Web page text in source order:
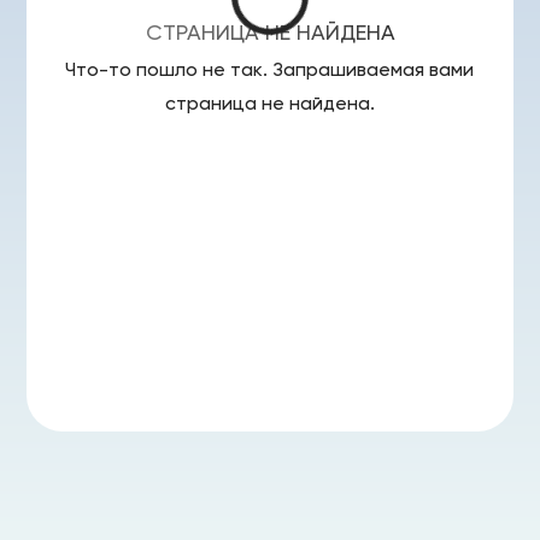
СТРАНИЦА НЕ НАЙДЕНА
Что-то пошло не так. Запрашиваемая вами
страница не найдена.